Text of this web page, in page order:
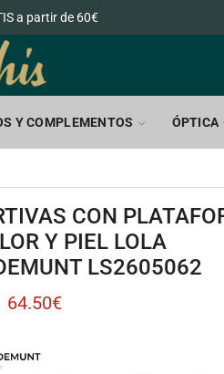
a partir de 60€
Y COMPLEMENTOS ÓPTICA
CON
Y PIEL LOLA
LS2605062
64.50€